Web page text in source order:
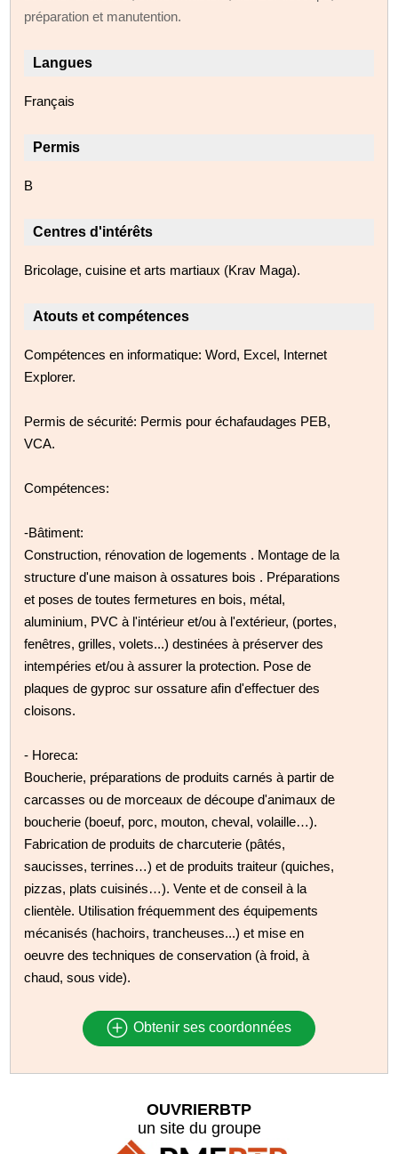
préparation et manutention.
Langues
Français
Permis
B
Centres d'intérêts
Bricolage, cuisine et arts martiaux (Krav Maga).
Atouts et compétences
Compétences en informatique: Word, Excel, Internet
Explorer.
Permis de sécurité: Permis pour échafaudages PEB,
VCA.
Compétences:
-Bâtiment:
Construction, rénovation de logements . Montage de la
structure d'une maison à ossatures bois . Préparations
et poses de toutes fermetures en bois, métal,
aluminium, PVC à l'intérieur et/ou à l'extérieur, (portes,
fenêtres, grilles, volets...) destinées à préserver des
intempéries et/ou à assurer la protection. Pose de
plaques de gyproc sur ossature afin d'effectuer des
cloisons.
- Horeca:
Boucherie, préparations de produits carnés à partir de
carcasses ou de morceaux de découpe d'animaux de
boucherie (boeuf, porc, mouton, cheval, volaille…).
Fabrication de produits de charcuterie (pâtés,
saucisses, terrines…) et de produits traiteur (quiches,
pizzas, plats cuisinés…). Vente et de conseil à la
clientèle. Utilisation fréquemment des équipements
mécanisés (hachoirs, trancheuses...) et mise en
oeuvre des techniques de conservation (à froid, à
chaud, sous vide).
Obtenir ses coordonnées
OUVRIERBTP
un site du groupe